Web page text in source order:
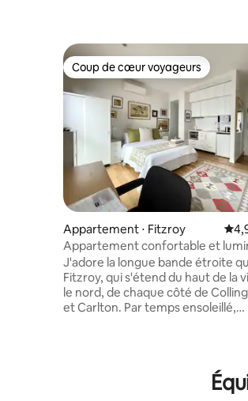
Coup de cœur voyageurs
Coup de cœur voyageurs
Appartement ⋅ Fitzroy
Appartement confortable et
quand l'emplacement compte
J'adore la longue bande étroite
Fitzroy, qui s'étend du haut de la
le nord, de chaque côté de
et Carlton. Par temps ensoleillé,
des boutiques... et arrêtez-vous en
cours de route pour un repas, un
de la musique... Avec 3 corridors